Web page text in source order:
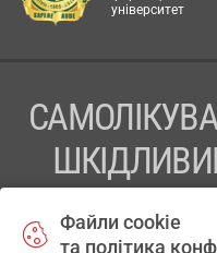
університет
Файли cookie
та політика